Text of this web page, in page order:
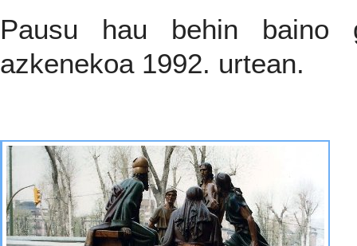
Pausu hau behin baino
azkenekoa 1992. urtean.